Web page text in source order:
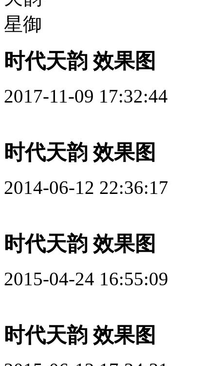
时代天韵 效果图
2017-11-09 17:32:44
时代天韵 效果图
2014-06-12 22:36:17
时代天韵 效果图
2015-04-24 16:55:09
时代天韵 效果图